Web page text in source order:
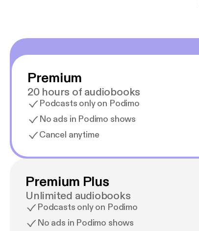
Premium
20 hours of audiobooks
Podcasts only on Podimo
No ads in Podimo shows
Cancel anytime
Premium Plus
Unlimited audiobooks
Podcasts only on Podimo
No ads in Podimo shows